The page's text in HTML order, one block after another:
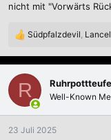
nicht mit "Vorwärts
R
a
k
i
o
n
Südpfalzdevil,
R Well-Known
23 Juli 2025